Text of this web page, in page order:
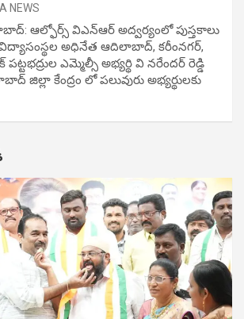
NEWS
ఆల్ఫోర్స్ విఎన్ఆర్ అద్వర్యంలో పుస్తకాలు
అధినేత ఆదిలాబాద్, కరీంనగర్,
ఎమ్మెల్సీ అభ్యర్థి వి నరేందర్ రెడ్డి
జిల్లా కేంద్రం లో పలువురు అభ్యర్థులకు